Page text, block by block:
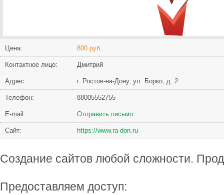
Цена: 800 руб.
Контактное лицо: Дмитрий
Адрес: г. Ростов-на-Дону, ул. Борко, д. 2
Телефон: 88005552755
Е-mail: Отправить письмо
Сайт: https://www.ra-don.ru
Создание сайтов любой сложности.
Предоставляем доступ: